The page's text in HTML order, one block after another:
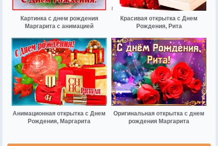
Картинка с днем рождения
Маргарита с анимацией
Красивая открытка с Днем
Рождения, Рита
Анимационная открытка с Днем
Рождения, Маргарита
Оригинальная открытка с днем
рождения Маргарита